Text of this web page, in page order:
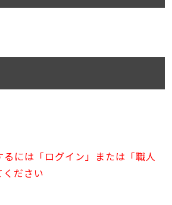
には「ログイン」または「職人
ださい